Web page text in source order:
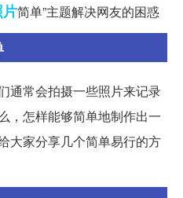
简单”主题解决网友的困惑
通常会拍摄一些照片来记录
，怎样能够简单地制作出一
大家分享几个简单易行的方